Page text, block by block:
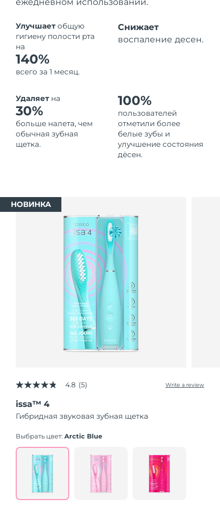
Улучшает общую
гигиену полости рта
на
140%
всего за 1 месяц.
Снижает
воспаление десен.
Удаляет на
30%
больше налета, чем
обычная зубная
щетка.
100%
пользователей
отметили более
белые зубы и
улучшение состояния
дёсен.
НОВИНКА
4.8
of
5
stars,
rating
Read
Reviews.
Same
page
4.8 (5) Write a review
issa™ 4
Гибридная звуковая зубная щетка
Выбрать цвет:Arctic Blue
Турция
Ожидаемая дата доставки
Великобритания
Ожидаемая дата доставки
Соединенные
Штаты
Ожидаемая дата доставки
8/13/26
Вьетнам